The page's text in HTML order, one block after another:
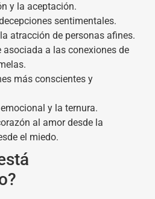
y la aceptación.
sentimentales.
atracción de personas afines.
a las conexiones de
más conscientes y
y la ternura.
al amor desde la
el miedo.